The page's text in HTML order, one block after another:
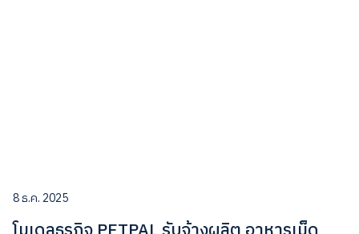
8 ธ.ค. 2025